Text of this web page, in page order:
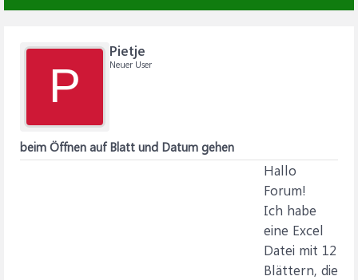
P
Pietje
Neuer User
beim Öffnen auf Blatt und Datum gehen
Hallo
Forum!
Ich habe
eine Excel
Datei mit 12
Blättern, die